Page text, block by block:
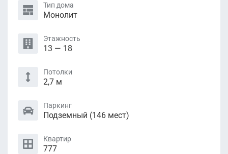
Тип дома
Монолит
Этажность
13 — 18
Потолки
2,7 м
Паркинг
Подземный (146 мест)
Квартир
777